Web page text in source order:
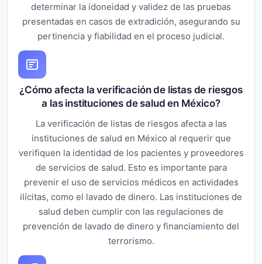
determinar la idoneidad y validez de las pruebas
presentadas en casos de extradición, asegurando su
pertinencia y fiabilidad en el proceso judicial.
¿Cómo afecta la verificación de listas de riesgos
a las instituciones de salud en México?
La verificación de listas de riesgos afecta a las
instituciones de salud en México al requerir que
verifiquen la identidad de los pacientes y proveedores
de servicios de salud. Esto es importante para
prevenir el uso de servicios médicos en actividades
ilícitas, como el lavado de dinero. Las instituciones de
salud deben cumplir con las regulaciones de
prevención de lavado de dinero y financiamiento del
terrorismo.